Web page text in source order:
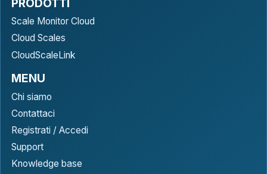
Scale Monitor Cloud
Cloud Scales
CloudScaleLink
MENU
Chi siamo
Contattaci
Registrati / Accedi
Support
Knowledge base